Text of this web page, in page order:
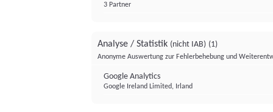
3 Partner
Analyse / Statistik (nicht IAB) (1)
Anonyme Auswertung zur Fehlerbehebung und
Google Analytics
Google Ireland Limited, Irland